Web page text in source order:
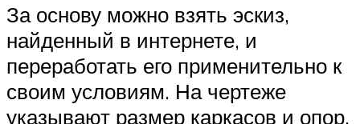
За основу можно взять эскиз,
найденный в интернете, и
переработать его применительно к
своим условиям. На чертеже
указывают размер каркасов и опор,